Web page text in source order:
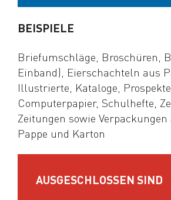
BEISPIELE
Briefumschläge, Broschüren,
Einband), Eierschachteln aus
Illustrierte, Kataloge,
Computerpapier, Schulhefte,
Zeitungen sowie Verpackungen
Pappe und Karton
AUSGESCHLOSSEN SIND